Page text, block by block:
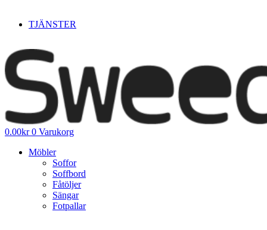
TJÄNSTER
0.00kr 0 Varukorg
Möbler
Soffor
Soffbord
Fåtöljer
Sängar
Fotpallar